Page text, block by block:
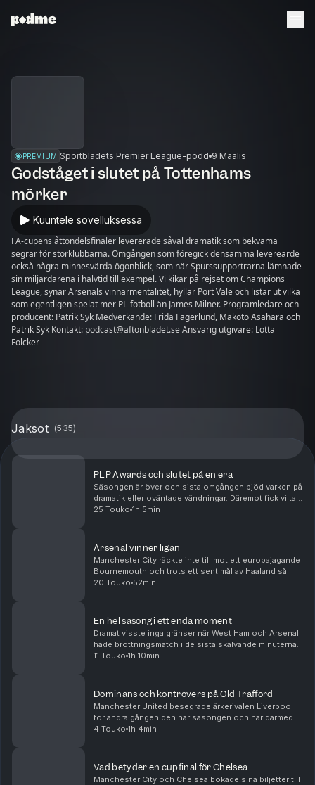
PREMIUM Sportbladets Premier League-podd 9 Maalis
Godståget i slutet på Tottenhams
mörker
Kuuntele sovelluksessa
FA-cupens åttondelsfinaler levererade såväl dramatik som bekväma
segrar för storklubbarna. Omgången som föregick densamma leverearde
också några minnesvärda ögonblick, som när Spurssupportrarna lämnade
sin miljardarena i halvtid till exempel. Vi kikar på rejset om Champions
League, synar Arsenals vinnarmentalitet, hyllar Port Vale och listar ut vilka
som egentligen spelat mer PL-fotboll än James Milner. Programledare och
producent: Patrik Syk Medverkande: Frida Fagerlund, Makoto Asahara och
Patrik Syk Kontakt: podcast@aftonbladet.se Ansvarig utgivare: Lotta
Folcker
Jaksot (535)
PLP Awards och slutet på en era
Säsongen är över och sista omgången bjöd varken på
dramatik eller oväntade vändningar. Däremot fick vi ta
avsked av några riktiga ikoner. Vi tar ut säsongens
25 Touko 1h 5min
Arsenal vinner ligan
Manchester City räckte inte till mot ett europajagande
Bournemouth och trots ett sent mål av Haaland så
kunde Arsenal titulera sig ligavinnare med en omgång
20 Touko 52min
En hel säsong i ett enda moment
Dramat visste inga gränser när West Ham och Arsenal
hade brottningsmatch i de sista skälvande minuterna
av söndagens drabbning. För Arsenal fanns en titel
11 Touko 1h 10min
Dominans och kontrovers på Old Trafford
Manchester United besegrade ärkerivalen Liverpool
för andra gången den här säsongen och har därmed
matematiskt säkrat sin medverkan i nästa säsongs
4 Touko 1h 4min
Vad betyder en cupfinal för Chelsea
Manchester City och Chelsea bokade sina biljetter till